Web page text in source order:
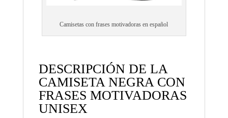
Camisetas con frases motivadoras en español
DESCRIPCIÓN DE LA
CAMISETA NEGRA CON
FRASES MOTIVADORAS
UNISEX